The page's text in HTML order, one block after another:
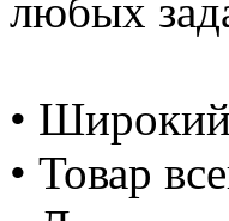
любых
•
• Товар